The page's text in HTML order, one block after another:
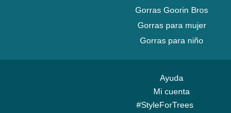
Gorras Goorin Bros
Gorras para mujer
Gorras para niño
Ayuda
Mi cuenta
#StyleForTrees